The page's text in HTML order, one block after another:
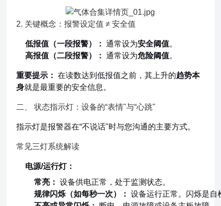
2. 关键概念：报警设定值 ≠ 安全值
低报值（一段报警）： 通常设为安全阈值。
高报值（二段报警）： 通常设为危险阈值。
重要提示： 在读数达到低报值之前，其上升的趋势本
身就是最重要的安全信息。
二、 状态指示灯：设备的“表情"与“心跳"
指示灯是报警器在“不说话"时与您沟通的主要方式。
常见三灯系统解读
电源/运行灯：
常亮： 设备供电正常，处于监测状态。
规律闪烁（如每秒一次）： 设备运行正常。闪烁是自